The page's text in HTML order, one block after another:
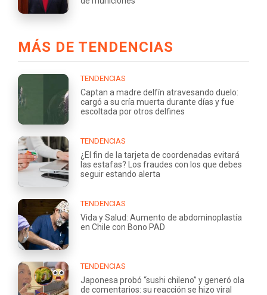
MÁS DE TENDENCIAS
TENDENCIAS
Captan a madre delfín atravesando duelo:
cargó a su cría muerta durante días y fue
escoltada por otros delfines
TENDENCIAS
¿El fin de la tarjeta de coordenadas evitará
las estafas? Los fraudes con los que debes
seguir estando alerta
TENDENCIAS
Vida y Salud: Aumento de abdominoplastía
en Chile con Bono PAD
TENDENCIAS
Japonesa probó “sushi chileno” y generó ola
de comentarios: su reacción se hizo viral